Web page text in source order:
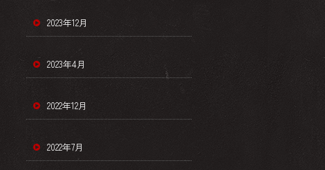
2023年12月
2023年4月
2022年12月
2022年7月